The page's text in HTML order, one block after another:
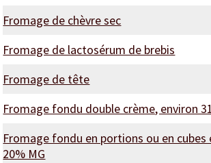
Fromage de chèvre sec
Fromage de lactosérum de brebis
Fromage de tête
Fromage fondu double crème, environ
Fromage fondu en portions ou en cubes
20% MG